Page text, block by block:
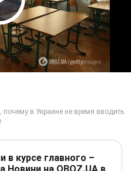
Video
в курсе главного –
Новини на OBOZ.UA в